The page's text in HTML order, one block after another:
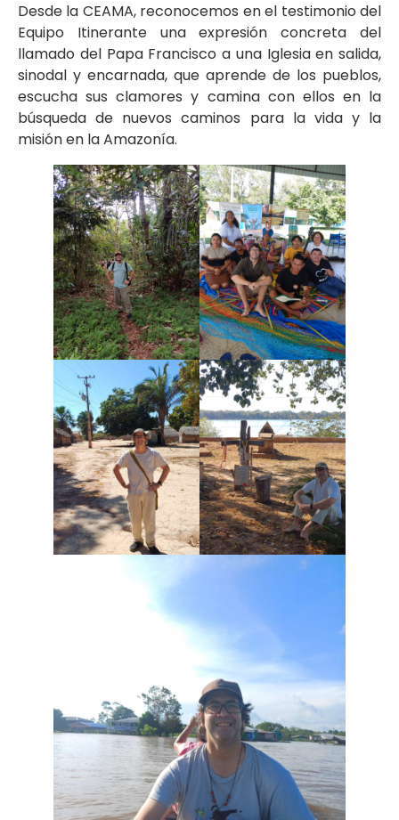
Desde la CEAMA, reconocemos en el testimonio del
Equipo Itinerante una expresión concreta del
llamado del Papa Francisco a una Iglesia en salida,
sinodal y encarnada, que aprende de los pueblos,
escucha sus clamores y camina con ellos en la
búsqueda de nuevos caminos para la vida y la
misión en la Amazonía.